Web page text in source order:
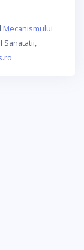
Mecanismului
Sanatatii,